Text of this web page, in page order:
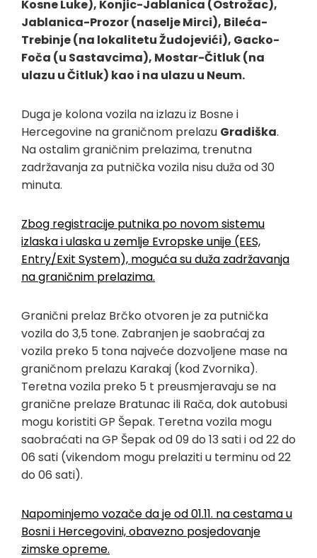
Kosne Luke), Konjic-Jablanica (Ostrožac),
Jablanica-Prozor (naselje Mirci), Bileća-
Trebinje (na lokalitetu Žudojevići), Gacko-
Foča (u Sastavcima), Mostar-Čitluk (na
ulazu u Čitluk) kao i na ulazu u Neum.
Duga je kolona vozila na izlazu iz Bosne i
Hercegovine na graničnom prelazu Gradiška.
Na ostalim graničnim prelazima, trenutna
zadržavanja za putnička vozila nisu duža od 30
minuta.
Zbog registracije putnika po novom sistemu
izlaska i ulaska u zemlje Evropske unije (EES,
Entry/Exit System), moguća su duža zadržavanja
na graničnim prelazima.
Granični prelaz Brčko otvoren je za putnička
vozila do 3,5 tone. Zabranjen je saobraćaj za
vozila preko 5 tona najveće dozvoljene mase na
graničnom prelazu Karakaj (kod Zvornika).
Teretna vozila preko 5 t preusmjeravaju se na
granične prelaze Bratunac ili Rača, dok autobusi
mogu koristiti GP Šepak. Teretna vozila mogu
saobraćati na GP Šepak od 09 do 13 sati i od 22 do
06 sati (vikendom mogu prelaziti u terminu od 22
do 06 sati).
Napominjemo vozače da je od 01.11. na cestama u
Bosni i Hercegovini, obavezno posjedovanje
zimske opreme.